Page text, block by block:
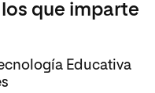
que imparte
Educativa